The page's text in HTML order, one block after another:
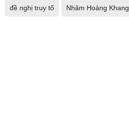
đề nghị truy tố Nhâm Hoàng Khang